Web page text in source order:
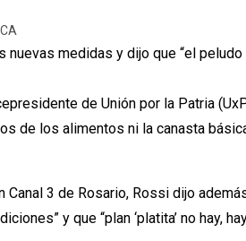
de Unión por la Patria
de los alimentos ni la canasta
Canal 3 de Rosario, Rossi dijo
y que “plan ‘platita’ no hay,